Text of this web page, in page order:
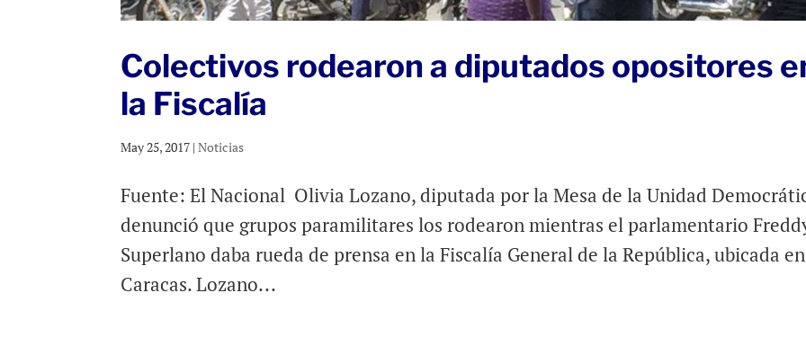
Colectivos rodearon a diputados opositores
la Fiscalía
May 25, 2017 |Noticias
Fuente: El Nacional Olivia Lozano, diputada por la Mesa de la Unidad
denunció que grupos paramilitares los rodearon mientras el parlamentario
Superlano daba rueda de prensa en la Fiscalía General de la República, ubicada en
Caracas. Lozano...